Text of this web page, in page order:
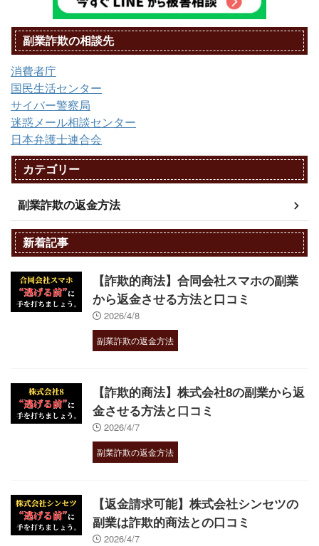
副業詐欺の相談先
消費者庁
国民生活センター
サイバー警察局
迷惑メール相談センター
日本弁護士連合会
カテゴリー
副業詐欺の返金方法
新着記事
【詐欺的商法】合同会社スマホの副業
から返金させる方法と口コミ
2026/4/8
副業詐欺の返金方法
【詐欺的商法】株式会社8の副業から返
金させる方法と口コミ
2026/4/7
副業詐欺の返金方法
【返金請求可能】株式会社シンセツの
副業は詐欺的商法との口コミ
2026/4/7